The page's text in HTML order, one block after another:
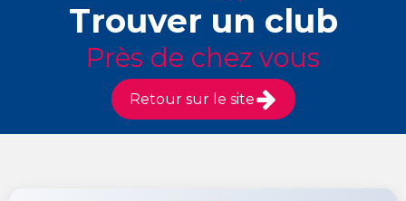
Trouver un club
Près de chez vous
Retour sur le site